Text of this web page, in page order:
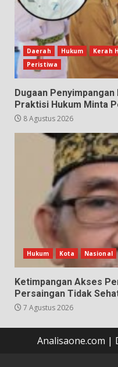
Daerah Hukum Kerah
Peristiwa
Dugaan
Praktisi Hukum Minta
8 Agustus 2026
Hukum Kota Nasional
Ketimpangan Akses
Persaingan Tidak
7 Agustus 2026
Analisaone.com |